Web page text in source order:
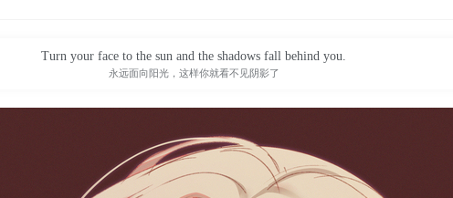
Turn your face to the sun and the shadows fall behind you.
永远面向阳光，这样你就看不见阴影了